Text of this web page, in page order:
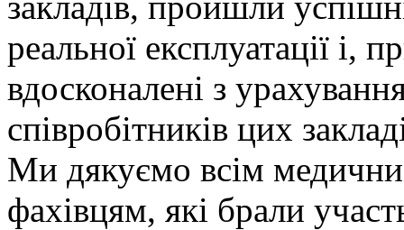
реальної експлуатації і,
вдосконалені з
співробітників цих
Ми дякуємо всім
фахівцям, які брали